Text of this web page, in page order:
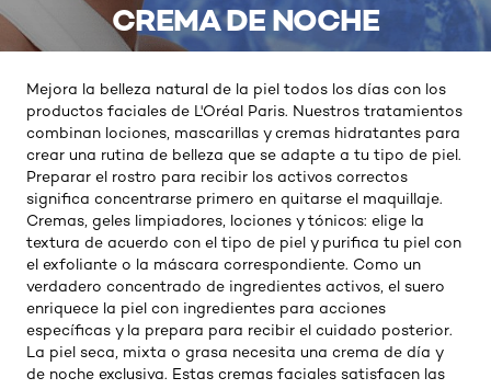
CREMA DE NOCHE
Mejora la belleza natural de la piel todos los días con los
productos faciales de L'Oréal Paris. Nuestros tratamientos
combinan lociones, mascarillas y cremas hidratantes para
crear una rutina de belleza que se adapte a tu tipo de piel.
Preparar el rostro para recibir los activos correctos
significa concentrarse primero en quitarse el maquillaje.
Cremas, geles limpiadores, lociones y tónicos: elige la
textura de acuerdo con el tipo de piel y purifica tu piel con
el exfoliante o la máscara correspondiente. Como un
verdadero concentrado de ingredientes activos, el suero
enriquece la piel con ingredientes para acciones
específicas y la prepara para recibir el cuidado posterior.
La piel seca, mixta o grasa necesita una crema de día y
de noche exclusiva. Estas cremas faciales satisfacen las